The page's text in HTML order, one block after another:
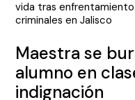
entradas
vida tras
criminales en Jalisco
Maestra se
alumno en
indignación